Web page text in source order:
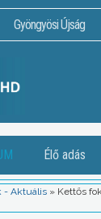
Gyöngyösi Újság
Élő adás
- Aktuális » Kettős